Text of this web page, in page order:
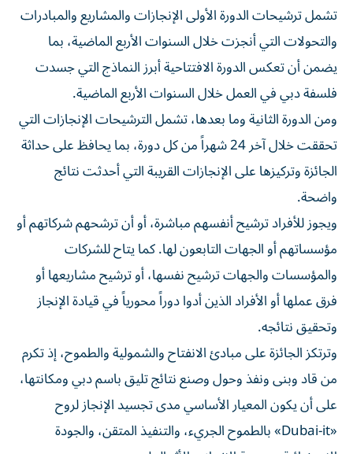
تشمل ترشيحات الدورة الأولى الإنجازات والمشاريع والمبادرات
والتحولات التي أنجزت خلال السنوات الأربع الماضية، بما
يضمن أن تعكس الدورة الافتتاحية أبرز النماذج التي جسدت
فلسفة دبي في العمل خلال السنوات الأربع الماضية.
ومن الدورة الثانية وما بعدها، تشمل الترشيحات الإنجازات التي
تحققت خلال آخر 24 شهراً من كل دورة، بما يحافظ على حداثة
الجائزة وتركيزها على الإنجازات القريبة التي أحدثت نتائج
واضحة.
ويجوز للأفراد ترشيح أنفسهم مباشرة، أو أن ترشحهم شركاتهم أو
مؤسساتهم أو الجهات التابعون لها. كما يتاح للشركات
والمؤسسات والجهات ترشيح نفسها، أو ترشيح مشاريعها أو
فرق عملها أو الأفراد الذين أدوا دوراً محورياً في قيادة الإنجاز
وتحقيق نتائجه.
وترتكز الجائزة على مبادئ الانفتاح والشمولية والطموح، إذ تكرم
من قاد وبنى ونفذ وحول وصنع نتائج تليق باسم دبي ومكانتها،
على أن يكون المعيار الأساسي مدى تجسيد الإنجاز لروح
«Dubai-it» بالطموح الجريء، والتنفيذ المتقن، والجودة